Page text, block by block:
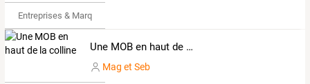
Entreprises & Marques
Une MOB en haut de la colline
Mag et Seb